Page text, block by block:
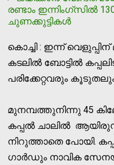
രണ്ടാം ഇന്നിംഗ്‌സില്‍
ചുണക്കുട്ടികള്‍
കൊച്ചി : ഇന്ന്
കടലില്‍ ബോട്ടില്‍
പരിക്കേറ്റവരും
മുനമ്പത്തുനിന്നു 45
കപ്പല്‍ ചാലില്‍
നിറുത്താതെ പോയി.
ഗാര്‍ഡും നാവിക സേനയും